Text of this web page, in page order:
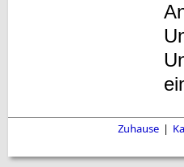
Zuhause |